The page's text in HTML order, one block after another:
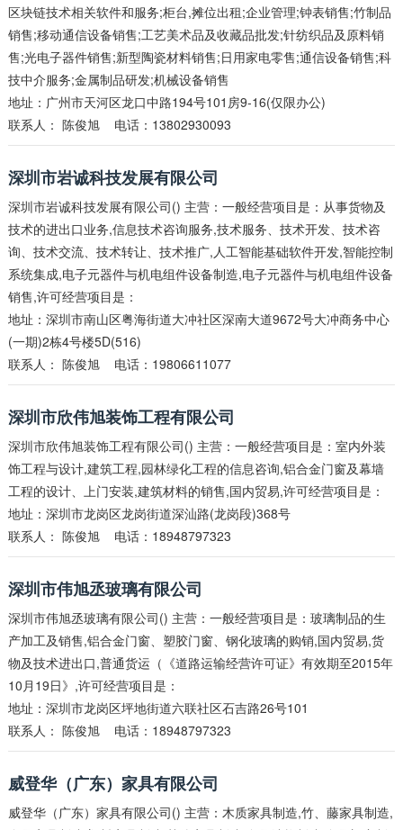
区块链技术相关软件和服务;柜台,摊位出租;企业管理;钟表销售;竹制品
销售;移动通信设备销售;工艺美术品及收藏品批发;针纺织品及原料销
售;光电子器件销售;新型陶瓷材料销售;日用家电零售;通信设备销售;科
技中介服务;金属制品研发;机械设备销售
地址：广州市天河区龙口中路194号101房9-16(仅限办公)
联系人： 陈俊旭电话：13802930093
深圳市岩诚科技发展有限公司
深圳市岩诚科技发展有限公司() 主营：一般经营项目是：从事货物及
技术的进出口业务,信息技术咨询服务,技术服务、技术开发、技术咨
询、技术交流、技术转让、技术推广,人工智能基础软件开发,智能控制
系统集成,电子元器件与机电组件设备制造,电子元器件与机电组件设备
销售,许可经营项目是：
地址：深圳市南山区粤海街道大冲社区深南大道9672号大冲商务中心
(一期)2栋4号楼5D(516)
联系人： 陈俊旭电话：19806611077
深圳市欣伟旭装饰工程有限公司
深圳市欣伟旭装饰工程有限公司() 主营：一般经营项目是：室内外装
饰工程与设计,建筑工程,园林绿化工程的信息咨询,铝合金门窗及幕墙
工程的设计、上门安装,建筑材料的销售,国内贸易,许可经营项目是：
地址：深圳市龙岗区龙岗街道深汕路(龙岗段)368号
联系人： 陈俊旭电话：18948797323
深圳市伟旭丞玻璃有限公司
深圳市伟旭丞玻璃有限公司() 主营：一般经营项目是：玻璃制品的生
产加工及销售,铝合金门窗、塑胶门窗、钢化玻璃的购销,国内贸易,货
物及技术进出口,普通货运（《道路运输经营许可证》有效期至2015年
10月19日》,许可经营项目是：
地址：深圳市龙岗区坪地街道六联社区石吉路26号101
联系人： 陈俊旭电话：18948797323
威登华（广东）家具有限公司
威登华（广东）家具有限公司() 主营：木质家具制造,竹、藤家具制造,